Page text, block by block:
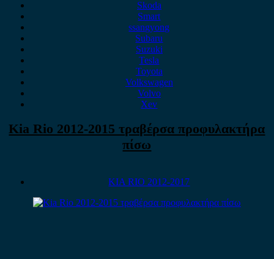
Skoda
Smart
ssangyong
Subaru
Suzuki
Tesla
Toyota
Volkswagen
Volvo
Xev
Kia Rio 2012-2015 τραβέρσα προφυλακτήρα
πίσω
KIA RIO 2012-2017